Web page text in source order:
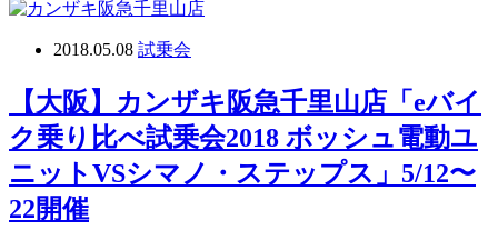
2018.05.08 試乗会
【大阪】カンザキ阪急千里山店「eバイ
ク乗り比べ試乗会2018 ボッシュ電動ユ
ニットVSシマノ・ステップス」5/12〜
22開催